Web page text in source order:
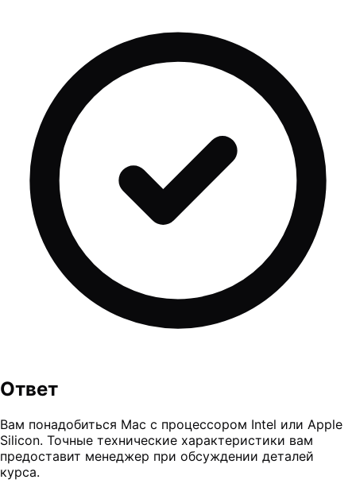
Ответ
Вам понадобиться Mac с процессором Intel или Apple
Silicon. Точные технические характеристики вам
предоставит менеджер при обсуждении деталей
курса.